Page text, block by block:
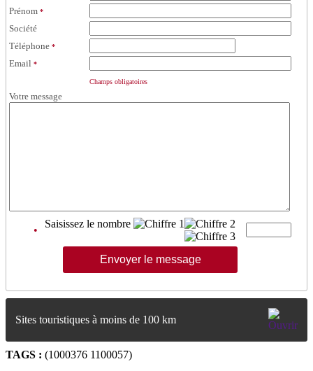
Prénom *
Société
Téléphone *
Email *
Champs obligatoires
Votre message
•
Saisissez le nombre
Sites touristiques à moins de 100 km
TAGS : (1000376 1100057)